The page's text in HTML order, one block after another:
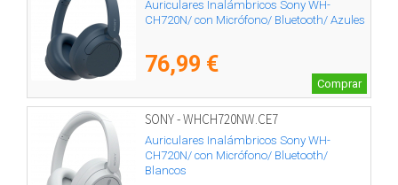
Auriculares Inalámbricos Sony WH-
CH720N/ con Micrófono/ Bluetooth/ Azules
76,99 €
Comprar
SONY - WHCH720NW.CE7
Auriculares Inalámbricos Sony WH-
CH720N/ con Micrófono/ Bluetooth/
Blancos